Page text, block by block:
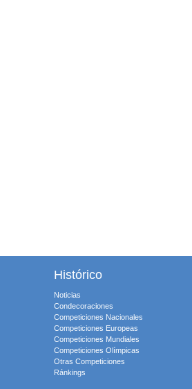
Histórico
Noticias
Condecoraciones
Competiciones Nacionales
Competiciones Europeas
Competiciones Mundiales
Competiciones Olímpicas
Otras Competiciones
Ránkings